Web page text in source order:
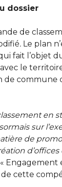
dossier
de
. Le plan
fait l’objet
le
de commune
en
sur
de
«
cette